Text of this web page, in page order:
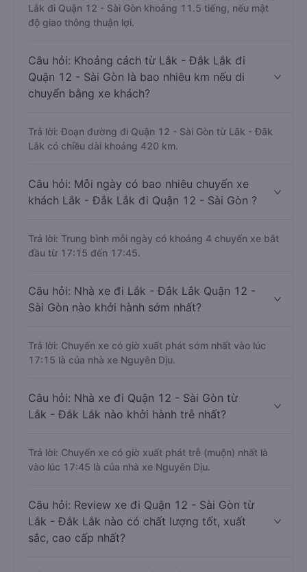
Lắk đi Quận 12 - Sài Gòn khoảng 11.5 tiếng, nếu mật
độ giao thông thuận lợi.
Câu hỏi: Khoảng cách từ Lắk - Đắk Lắk đi
Quận 12 - Sài Gòn là bao nhiêu km nếu di
chuyển bằng xe khách?
Trả lời: Đoạn đường đi Quận 12 - Sài Gòn từ Lắk - Đắk
Lắk có chiều dài khoảng 420 km.
Câu hỏi: Mỗi ngày có bao nhiêu chuyến xe
khách Lắk - Đắk Lắk đi Quận 12 - Sài Gòn ?
Trả lời: Trung bình mỗi ngày có khoảng 4 chuyến xe bắt
đầu từ 17:15 đến 17:45.
Câu hỏi: Nhà xe đi Lắk - Đắk Lắk Quận 12 -
Sài Gòn nào khởi hành sớm nhất?
Trả lời: Chuyến xe có giờ xuất phát sớm nhất vào lúc
17:15 là của nhà xe Nguyên Dịu.
Câu hỏi: Nhà xe đi Quận 12 - Sài Gòn từ
Lắk - Đắk Lắk nào khởi hành trễ nhất?
Trả lời: Chuyến xe có giờ xuất phát trễ (muộn) nhất là
vào lúc 17:45 là của nhà xe Nguyên Dịu.
Câu hỏi: Review xe đi Quận 12 - Sài Gòn từ
Lắk - Đắk Lắk nào có chất lượng tốt, xuất
sắc, cao cấp nhất?